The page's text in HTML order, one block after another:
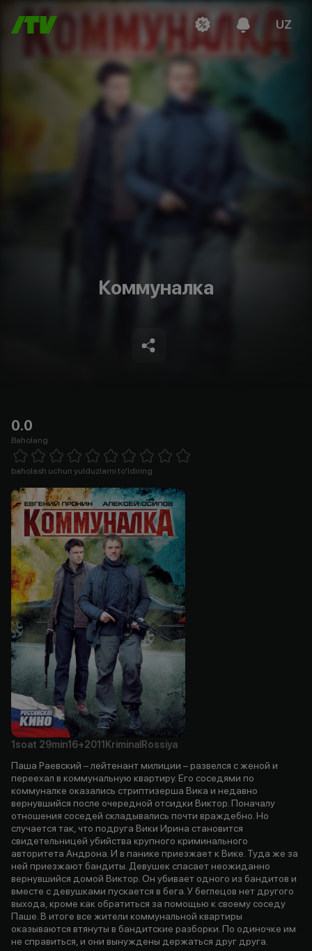
UZ
Коммуналка
0.0
Baholang
1 Star 2 Stars 3 Stars 4 Stars5 Stars 6 Stars7 Stars8 Stars
baholash uchun yulduzlarni to'ldiring
1soat 29min16+2011 Kriminal Rossiya
Паша Раевский – лейтенант милиции – развелся с женой и
переехал в коммунальную квартиру. Его соседями по
коммуналке оказались стриптизерша Вика и недавно
вернувшийся после очередной отсидки Виктор. Поначалу
отношения соседей складывались почти враждебно. Но
случается так, что подруга Вики Ирина становится
свидетельницей убийства крупного криминального
авторитета Андрона. И в панике приезжает к Вике. Туда же за
ней приезжают бандиты. Девушек спасает неожиданно
вернувшийся домой Виктор. Он убивает одного из бандитов и
вместе с девушками пускается в бега. У беглецов нет другого
выхода, кроме как обратиться за помощью к своему соседу
Паше. В итоге все жители коммунальной квартиры
оказываются втянуты в бандитские разборки. По одиночке им
не справиться, и они вынуждены держаться друг друга.